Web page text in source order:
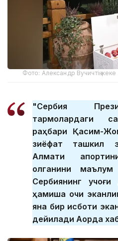
Фото: Александр Вучичтің
"Сербия
тармоқлардаги
раҳбари Қасим-
зиёфат ташкил
Алмати
олганини
Сербиянинг
ҳамиша очиқ
яна бир исботи
дейилади Ақорда